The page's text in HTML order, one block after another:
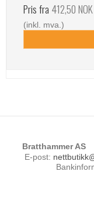
Pris fra 412,50 NOK
(inkl. mva.)
Bratthammer AS
E-post: